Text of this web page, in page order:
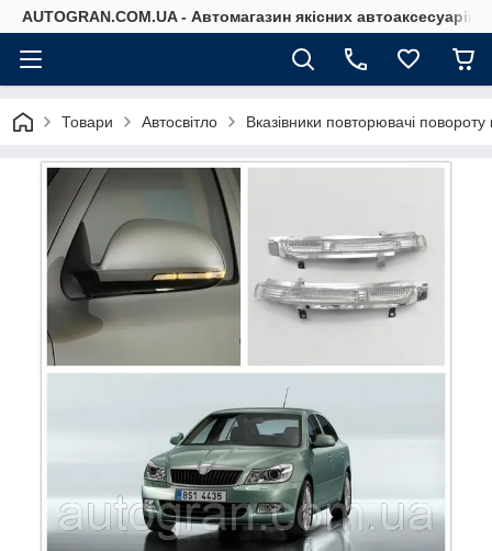
AUTOGRAN.COM.UA - Автомагазин якісних автоаксесуарів
Товари Автосвітло Вказівники повторювачі